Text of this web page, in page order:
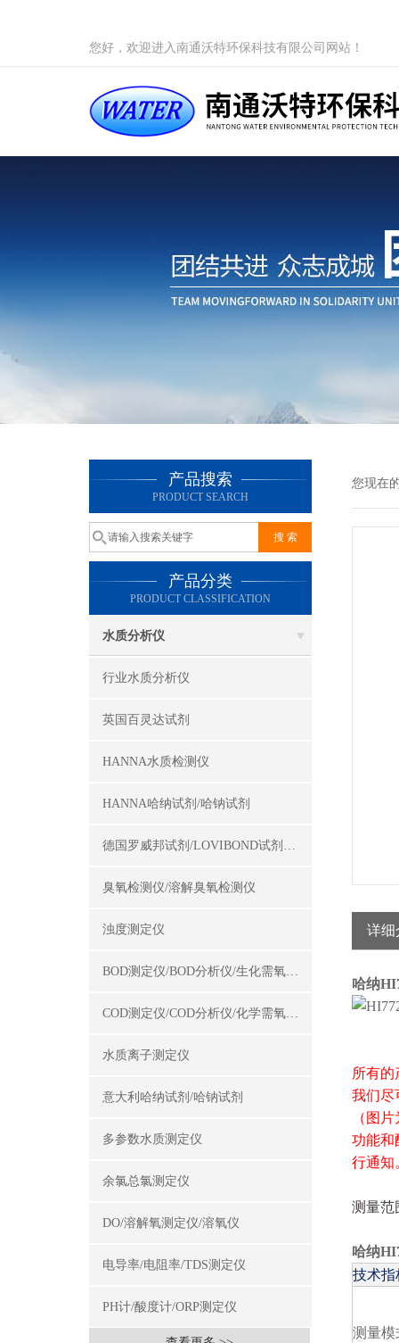
您好，欢迎进入南通沃特环保科技有限公司网站！
产品搜索
PRODUCT SEARCH
产品分类
PRODUCT CLASSIFICATION
水质分析仪
行业水质分析仪
英国百灵达试剂
HANNA水质检测仪
HANNA哈纳试剂/哈钠试剂
德国罗威邦试剂/LOVIBOND试剂/罗威邦试剂
臭氧检测仪/溶解臭氧检测仪
浊度测定仪
BOD测定仪/BOD分析仪/生化需氧量测定仪
COD测定仪/COD分析仪/化学需氧量测定仪
水质离子测定仪
意大利哈纳试剂/哈钠试剂
多参数水质测定仪
余氯总氯测定仪
DO/溶解氧测定仪/溶氧仪
电导率/电阻率/TDS测定仪
PH计/酸度计/ORP测定仪
您现在
详细
哈纳
所有
我们尽
（图
功能和
行通知
测量范
哈纳
技术指
测量模